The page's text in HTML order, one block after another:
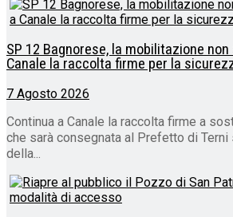
SP 12 Bagnorese, la mobilitazione
Canale la raccolta firme per la
7 Agosto 2026
Continua a Canale la raccolta firme a
che sarà consegnata al Prefetto di
della...